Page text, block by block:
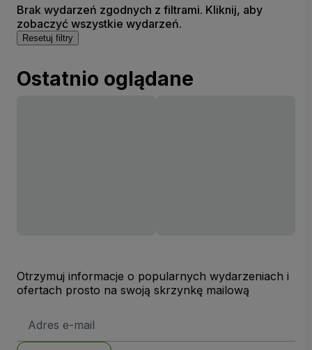
Brak wydarzeń zgodnych z filtrami. Kliknij, aby
zobaczyć wszystkie wydarzeń.
Resetuj filtry
Ostatnio oglądane
Otrzymuj informacje o popularnych wydarzeniach i
ofertach prosto na swoją skrzynkę mailową
e-